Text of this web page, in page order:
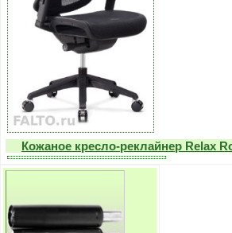
Кожаное кресло-реклайнер Relax